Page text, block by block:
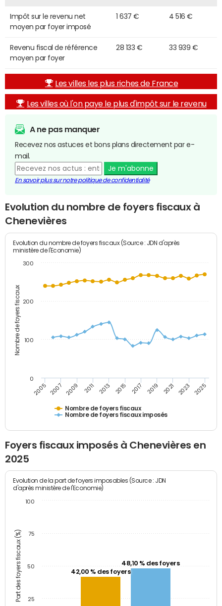
Impôt sur le revenu net
moyen par foyer imposé
1 637 € 4 516 €
Revenu fiscal de référence
moyen par foyer
28 133 € 33 939 €
Les villes les plus riches de France
Les villes où l'on paye le plus d'impôt sur le revenu
A ne pas manquer
Recevez nos astuces et bons plans directement par e-
mail.
Je m'abonne
En savoir plus sur notre politique de confidentialité
Evolution du nombre de foyers fiscaux à
Chenevières
Nombre de foyers fiscaux
Evolution du nombre de foyers fiscaux (Source : JDN d'après
ministère de l'Economie)
Nombre de foyers fiscaux
Nombre de foyers fiscaux imposés
2005 2007 2009 2011 2013 2015 2017 2019 2021 2023 2025
0
100
200
300
Foyers fiscaux imposés à Chenevières en
2025
Part des foyers fiscaux (%)
Evolution de la part de foyers imposables (Source : JDN
d'après ministère de l'Economie)
42,00 % des foyers
48,10 % des foyers
25
50
75
100